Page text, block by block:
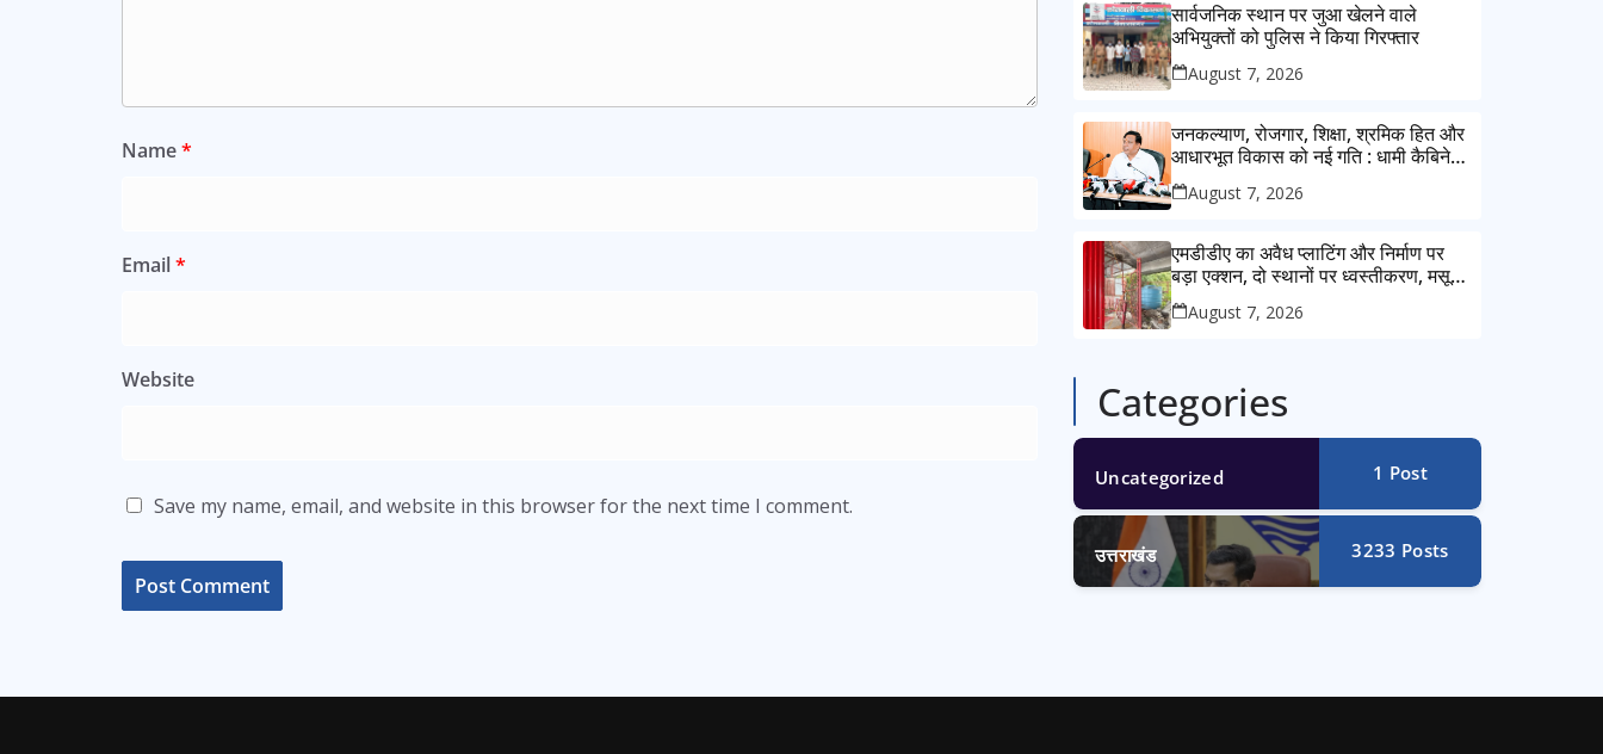
Name*
Email*
Website
Save my name, email, and website in this browser for the next time I comment.
सार्वजनिक स्थान पर जुआ खेलने वाले
अभियुक्तों को पुलिस ने किया गिरफ्तार
August 7, 2026
जनकल्याण, रोजगार, शिक्षा, श्रमिक हित और
आधारभूत विकास को नई गति : धामी कैबिनेट
के ऐतिहासिक फैसले
August 7, 2026
एमडीडीए का अवैध प्लाटिंग और निर्माण पर
बड़ा एक्शन, दो स्थानों पर ध्वस्तीकरण, मसूरी
मार्ग पर अवैध निर्माण सील
August 7, 2026
Categories
Uncategorized 1 Post
उत्तराखंड 3233 Posts